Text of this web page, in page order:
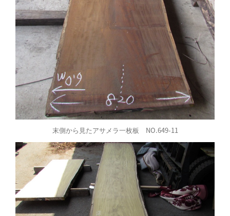
末側から見たアサメラ一枚板 NO.649-11